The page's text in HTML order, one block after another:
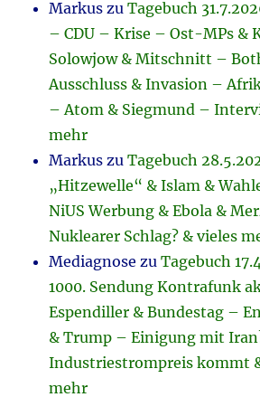
Markus zuTagebuch
– CDU – Krise – Ost-MPs &
Solowjow & Mitschnitt –
Ausschluss & Invasion –
– Atom & Siegmund –
mehr
Markus zuTagebuch
„Hitzewelle“ & Islam &
NiUS Werbung & Ebola &
Nuklearer Schlag? & vieles
Mediagnose zuTagebuch
1000. Sendung Kontrafunk
Espendiller & Bundestag –
& Trump – Einigung mit
Industriestrompreis kommt
mehr